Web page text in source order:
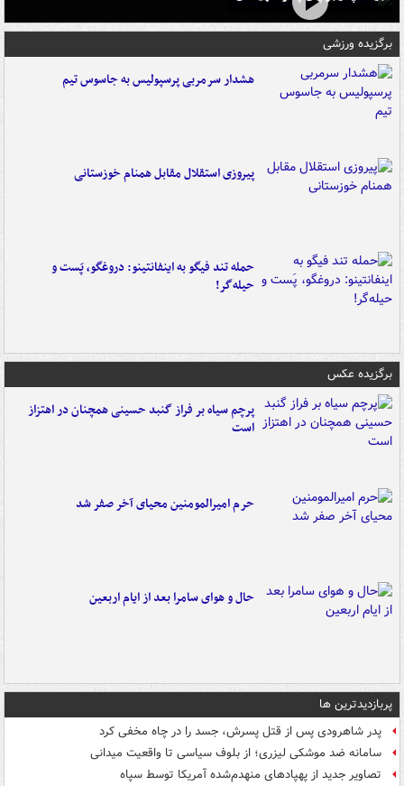
برگزیده ورزشی
هشدار سرمربی پرسپولیس به جاسوس تیم
پیروزی استقلال مقابل همنام خوزستانی
حمله تند فیگو به اینفانتینو: دروغگو، پَست‌ و
حیله‌گر!
برگزیده عکس
پرچم سیاه بر فراز گنبد حسینی همچنان در اهتزاز
است
حرم امیرالمومنین محیای آخر صفر شد
حال و هوای سامرا بعد از ایام اربعین
پربازدیدترین ها
پدر شاهرودی پس از قتل پسرش، جسد را در چاه مخفی کرد
سامانه ضد موشکی لیزری؛ از بلوف سیاسی تا واقعیت میدانی
تصاویر جدید از پهپادهای منهدم‌شده آمریکا توسط سپاه